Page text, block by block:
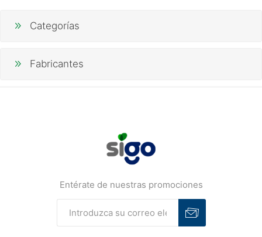
Categorías
Fabricantes
Entérate de nuestras promociones